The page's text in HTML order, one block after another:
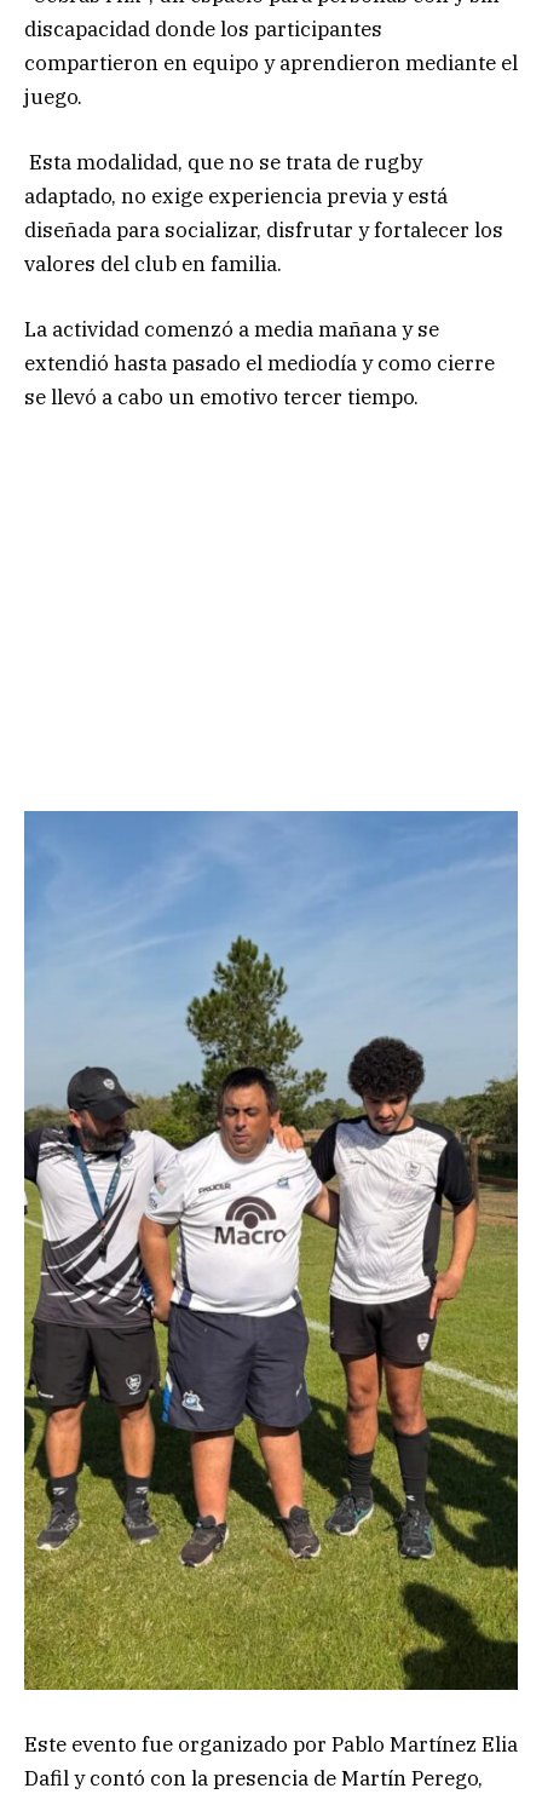
discapacidad donde los participantes
compartieron en equipo y aprendieron mediante el
juego.
Esta modalidad, que no se trata de rugby
adaptado, no exige experiencia previa y está
diseñada para socializar, disfrutar y fortalecer los
valores del club en familia.
La actividad comenzó a media mañana y se
extendió hasta pasado el mediodía y como cierre
se llevó a cabo un emotivo tercer tiempo.
Este evento fue organizado por Pablo Martínez Elia
Dafil y contó con la presencia de Martín Perego,